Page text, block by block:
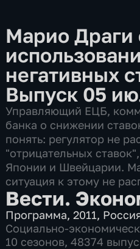
Марио Драги
негативных
Выпуск 05
Управляющий ЕЦБ,
банка о снижении
понять: регулятор не
"отрицательных
Японии и Швейцарии.
ситуация к этому не
Вести.
Программа,2011,
Социально-
10 сезонов, 48374